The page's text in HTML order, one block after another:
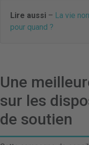
Lire aussi – La vie
pour quand ?
Une
sur les
de soutien